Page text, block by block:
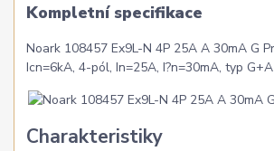
Kompletní specifikace
Noark 108457 Ex9L-N 4P 25A A 30mA G
Icn=6kA, 4-pól, In=25A, I?n=30mA, typ G+A
Charakteristiky